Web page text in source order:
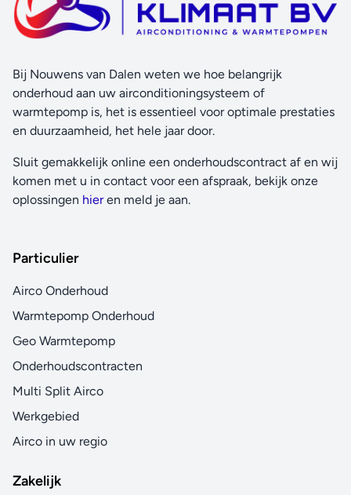
Bij Nouwens van Dalen weten we hoe belangrijk
onderhoud aan uw airconditioningsysteem of
warmtepomp is, het is essentieel voor optimale prestaties
en duurzaamheid, het hele jaar door.
Sluit gemakkelijk online een onderhoudscontract af en wij
komen met u in contact voor een afspraak, bekijk onze
oplossingen hieren meld je aan.
Particulier
Airco Onderhoud
Warmtepomp Onderhoud
Geo Warmtepomp
Onderhoudscontracten
Multi Split Airco
Werkgebied
Airco in uw regio
Zakelijk